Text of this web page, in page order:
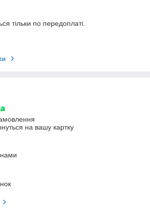
тільки по передоплаті.
на вашу картку